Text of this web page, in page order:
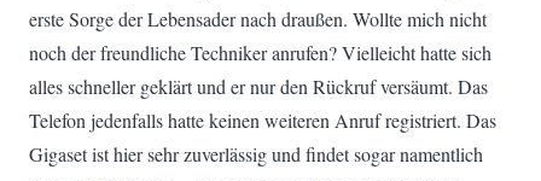
erste Sorge der Lebensader nach draußen. Wollte mich nicht
noch der freundliche Techniker anrufen? Vielleicht hatte sich
alles schneller geklärt und er nur den Rückruf versäumt. Das
Telefon jedenfalls hatte keinen weiteren Anruf registriert. Das
Gigaset ist hier sehr zuverlässig und findet sogar namentlich